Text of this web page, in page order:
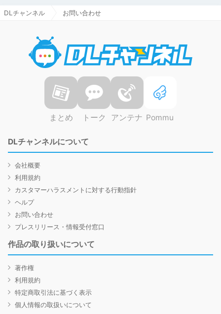
DLチャンネル お問い合わせ
まとめ トーク アンテナ Pommu
DLチャンネルについて
会社概要
利用規約
カスタマーハラスメントに対する行動指針
ヘルプ
お問い合わせ
プレスリリース・情報受付窓口
作品の取り扱いについて
著作権
利用規約
特定商取引法に基づく表示
個人情報の取扱いについて